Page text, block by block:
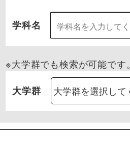
学科名
※大学群でも検索が可能です。
大学群